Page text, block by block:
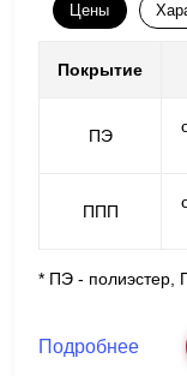
Цены
Покрытие
ПЭ
ППП
* ПЭ - полиэстер,
Подробнее